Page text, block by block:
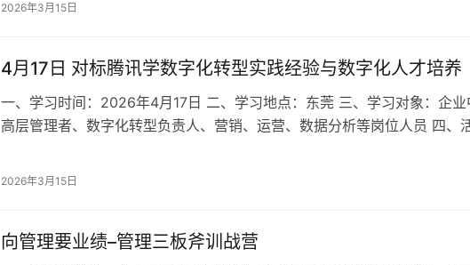
2026年3月15日
4月17日 对标腾讯学数字化转型实践经验与数字化人才培养
一、学习时间：2026年4月17日 二、学习地点：东莞 三、学习对象：企业
高层管理者、数字化转型负责人、营销、运营、数据分析等岗位人员 四、
2026年3月15日
向管理要业绩–管理三板斧训战营